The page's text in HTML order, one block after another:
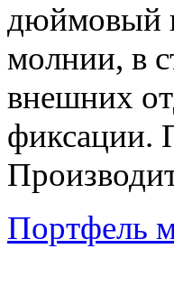
дюймовый
молнии, в
внешних
фиксации.
Портфель